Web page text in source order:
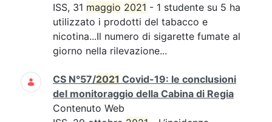
ISS, 31 maggio 2021 - 1 studente su 5 ha
utilizzato i prodotti del tabacco e
nicotina...Il numero di sigarette fumate al
giorno nella rilevazione...
CS N°57/2021 Covid-19: le conclusioni
del monitoraggio della Cabina di Regia
Contenuto Web